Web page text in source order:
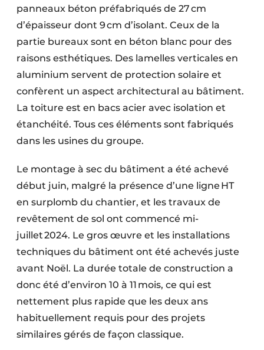
panneaux béton préfabriqués de 27 cm
d’épaisseur dont 9 cm d’isolant. Ceux de la
partie bureaux sont en béton blanc pour des
raisons esthétiques. Des lamelles verticales en
aluminium servent de protection solaire et
confèrent un aspect architectural au bâtiment.
La toiture est en bacs acier avec isolation et
étanchéité. Tous ces éléments sont fabriqués
dans les usines du groupe.
Le montage à sec du bâtiment a été achevé
début juin, malgré la présence d’une ligne HT
en surplomb du chantier, et les travaux de
revêtement de sol ont commencé mi-
juillet 2024. Le gros œuvre et les installations
techniques du bâtiment ont été achevés juste
avant Noël. La durée totale de construction a
donc été d’environ 10 à 11 mois, ce qui est
nettement plus rapide que les deux ans
habituellement requis pour des projets
similaires gérés de façon classique.